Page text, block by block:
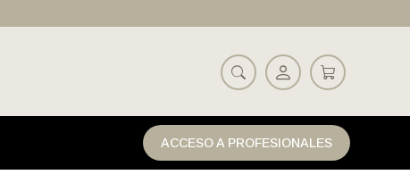
ACCESO A PROFESIONALES